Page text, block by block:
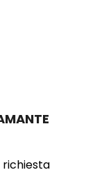
richiesta